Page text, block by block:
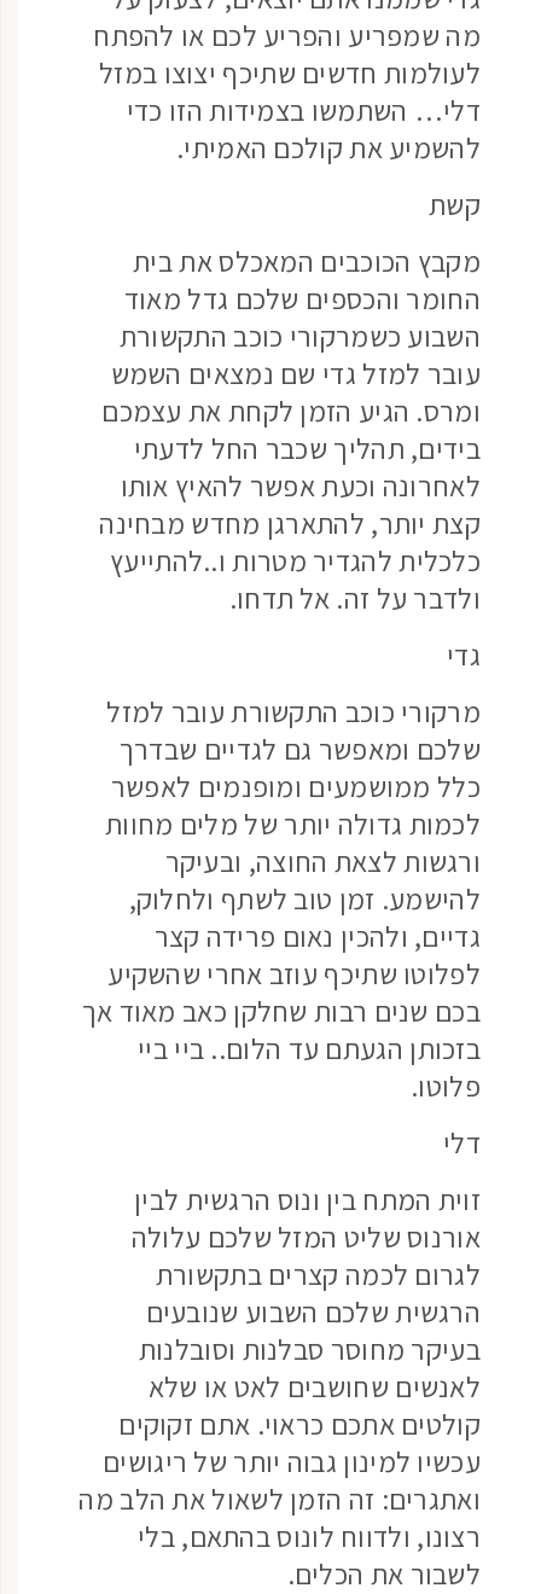
מה שמפריע והפריע לכם או להפתח
לעולמות חדשים שתיכף יצוצו במזל
דלי… השתמשו בצמידות הזו כדי
להשמיע את קולכם האמיתי.
קשת
מקבץ הכוכבים המאכלס את בית
החומר והכספים שלכם גדל מאוד
השבוע כשמרקורי כוכב התקשורת
עובר למזל גדי שם נמצאים השמש
ומרס. הגיע הזמן לקחת את עצמכם
בידים, תהליך שכבר החל לדעתי
לאחרונה וכעת אפשר להאיץ אותו
קצת יותר, להתארגן מחדש מבחינה
כלכלית להגדיר מטרות ו..להתייעץ
ולדבר על זה. אל תדחו.
גדי
מרקורי כוכב התקשורת עובר למזל
שלכם ומאפשר גם לגדיים שבדרך
כלל ממושמעים ומופנמים לאפשר
לכמות גדולה יותר של מלים מחוות
ורגשות לצאת החוצה, ובעיקר
להישמע. זמן טוב לשתף ולחלוק,
גדיים, ולהכין נאום פרידה קצר
לפלוטו שתיכף עוזב אחרי שהשקיע
בכם שנים רבות שחלקן כאב מאוד אך
בזכותן הגעתם עד הלום.. ביי ביי
פלוטו.
דלי
זוית המתח בין ונוס הרגשית לבין
אורנוס שליט המזל שלכם עלולה
לגרום לכמה קצרים בתקשורת
הרגשית שלכם השבוע שנובעים
בעיקר מחוסר סבלנות וסובלנות
לאנשים שחושבים לאט או שלא
קולטים אתכם כראוי. אתם זקוקים
עכשיו למינון גבוה יותר של ריגושים
ואתגרים: זה הזמן לשאול את הלב מה
רצונו, ולדווח לונוס בהתאם, בלי
לשבור את הכלים.